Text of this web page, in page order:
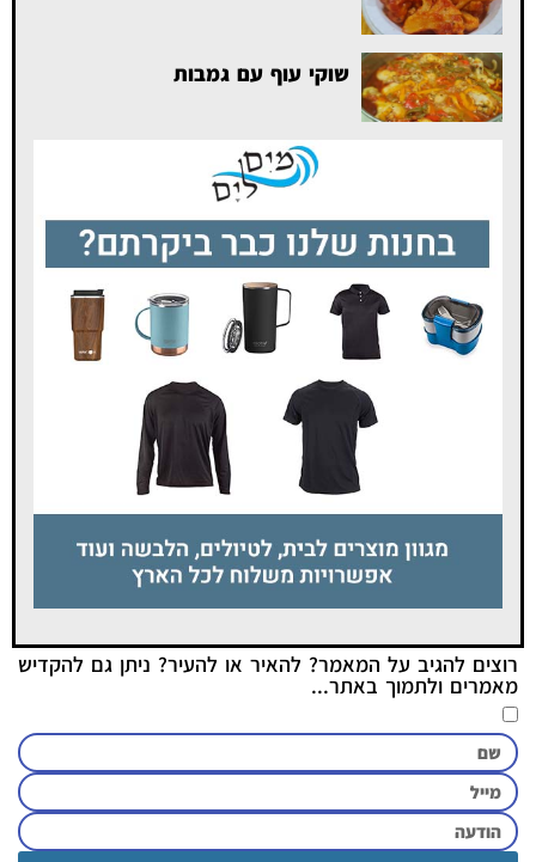
שוקי עוף עם גמבות
רוצים להגיב על המאמר? להאיר או להעיר? ניתן גם להקדיש
מאמרים ולתמוך באתר...